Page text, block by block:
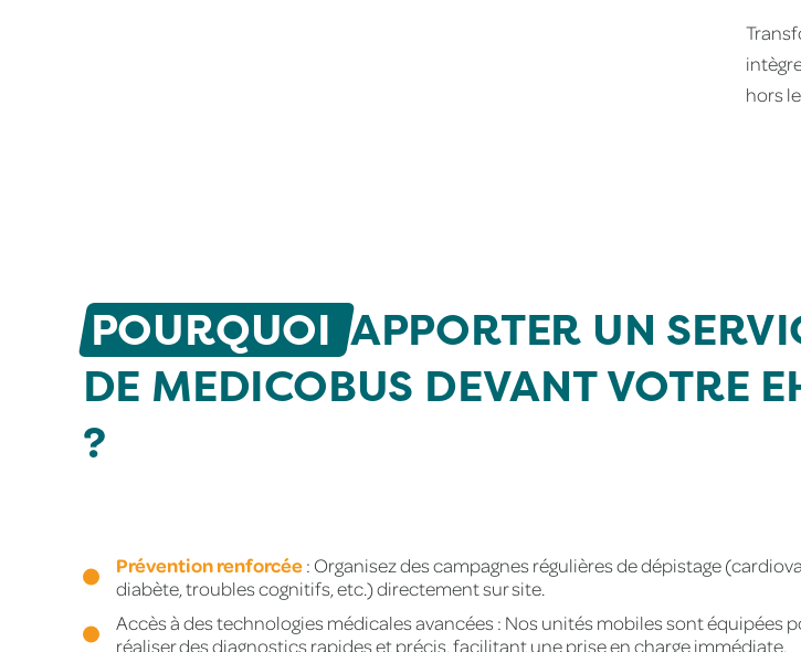
hors
POURQUOI APPORTER UN
DE MEDICOBUS DEVANT VOTRE
?
Prévention renforcée: Organisez des campagnes régulières de dépistage
diabète, troubles cognitifs, etc.) directement sur site.
Accès à des technologies médicales avancées : Nos unités mobiles sont équipées
réaliser des diagnostics rapides et précis, facilitant une prise en charge immédiate.